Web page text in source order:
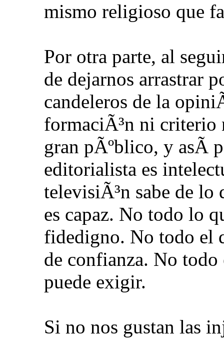
mismo religioso que
Por otra parte, al
de dejarnos arrastrar
candeleros de la
formaciÃ³n ni criterio
gran pÃºblico, y asÃ­
editorialista es
televisiÃ³n sabe de
es capaz. No todo lo
fidedigno. No todo el
de confianza. No todo
puede exigir.
Si no nos gustan las